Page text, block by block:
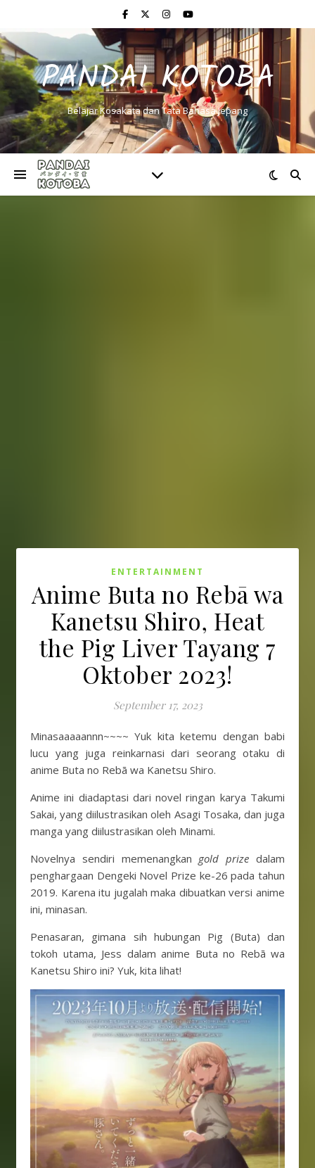
PANDAI KOTOBA
Belajar Kosakata dan Tata Bahasa Jepang
ENTERTAINMENT
Anime Buta no Rebā wa
Kanetsu Shiro, Heat
the Pig Liver Tayang 7
Oktober 2023!
September 17, 2023
Minasaaaaannn~~~~ Yuk kita ketemu dengan babi
lucu yang juga reinkarnasi dari seorang otaku di
anime Buta no Rebā wa Kanetsu Shiro.
Anime ini diadaptasi dari novel ringan karya Takumi
Sakai, yang diilustrasikan oleh Asagi Tosaka, dan juga
manga yang diilustrasikan oleh Minami.
Novelnya sendiri memenangkan gold prizedalam
penghargaan Dengeki Novel Prize ke-26 pada tahun
2019. Karena itu jugalah maka dibuatkan versi anime
ini, minasan.
Penasaran, gimana sih hubungan Pig (Buta) dan
tokoh utama, Jess dalam anime Buta no Rebā wa
Kanetsu Shiro ini? Yuk, kita lihat!